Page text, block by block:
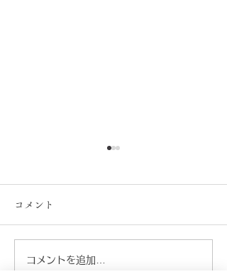
2026/06/21マチュザレム
コメント
コメントを追加…